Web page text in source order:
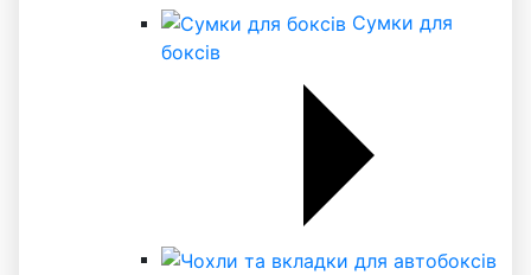
Сумки для
боксів